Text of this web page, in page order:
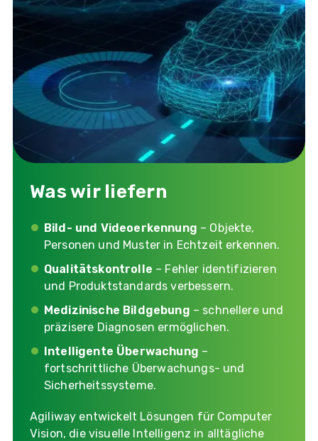
Was wir liefern
Bild- und Videoerkennung – Objekte,
Personen und Muster in Echtzeit erkennen.
Qualitätskontrolle – Fehler identifizieren
und Produktstandards verbessern.
Medizinische Bildgebung – schnellere und
präzisere Diagnosen ermöglichen.
Intelligente Überwachung –
fortschrittliche Überwachungs- und
Sicherheitssysteme.
Agiliway entwickelt Lösungen für Computer
Vision, die visuelle Intelligenz in alltägliche